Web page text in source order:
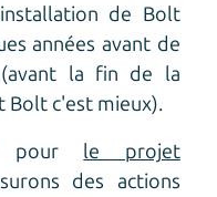
de Bolt
années avant de
la fin de la
Bolt c'est mieux).
pour le projet
des actions